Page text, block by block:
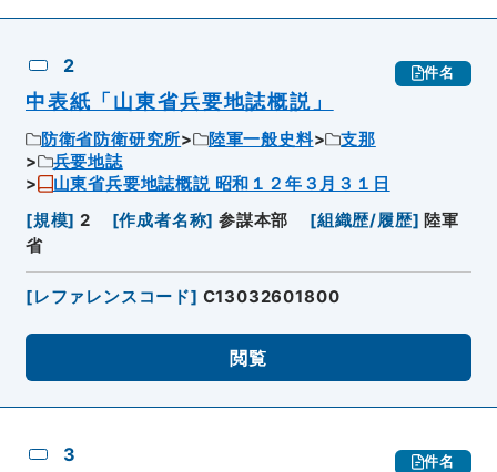
2 件名
中表紙「山東省兵要地誌概説」
防衛省防衛研究所 陸軍一般史料
支那
兵要地誌
山東省兵要地誌概説 昭和１２年３月３１日
[規模] 2 [作成者名称] 参謀本部 [組織歴/履歴] 陸軍
省
[レファレンスコード] C13032601800
閲覧
3 件名